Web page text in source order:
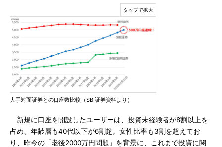
大手対面証券との口座数比較（SBI証券資料より）
新規に口座を開設したユーザーは、投資未経験者が8割以上を
占め、年齢層も40代以下が6割超。女性比率も3割を超えてお
り、昨今の「老後2000万円問題」を背景に、これまで投資に関